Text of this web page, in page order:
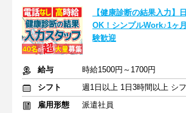
【健康診断の結果入力】
OK！シンプルWork♪1ヶ
験歓迎
給与
時給1500円～1700円
シフト
雇用形態
派遣社員